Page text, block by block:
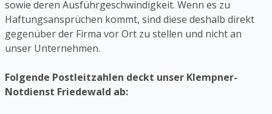
sowie deren Ausführgeschwindigkeit. Wenn es zu
Haftungsansprüchen kommt, sind diese deshalb direkt
gegenüber der Firma vor Ort zu stellen und nicht an
unser Unternehmen.
Folgende Postleitzahlen deckt unser Klempner-
Notdienst Friedewald ab: